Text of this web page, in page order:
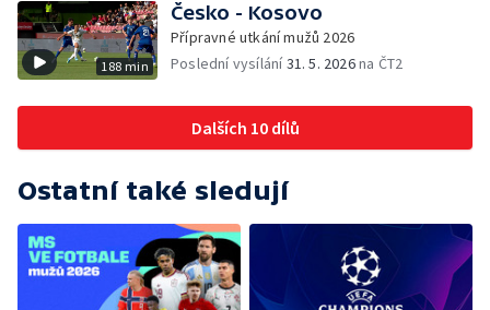
188 min
Česko - Kosovo
Přípravné utkání mužů 2026
Poslední vysílání31. 5. 2026na ČT2
Dalších 10 dílů
Ostatní také sledují